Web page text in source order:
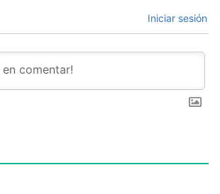
Iniciar sesión